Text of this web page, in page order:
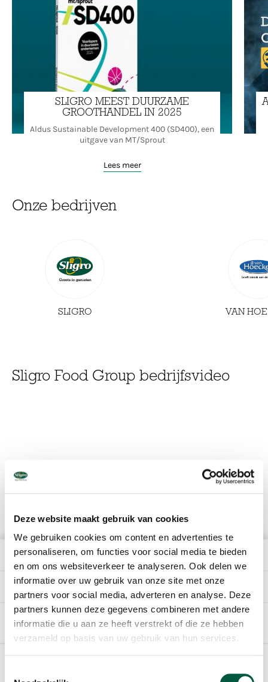
Deze website maakt gebruik van cookies
We gebruiken cookies om content en advertenties te
personaliseren, om functies voor social media te bieden
en om ons websiteverkeer te analyseren. Ook delen we
informatie over uw gebruik van onze site met onze
partners voor social media, adverteren en analyse. Deze
partners kunnen deze gegevens combineren met andere
informatie die u aan ze heeft verstrekt of die ze hebben
verzameld op basis van uw gebruik van hun services.
SLIGRO MEEST DUURZAME
GROOTHANDEL IN 2025
Aldus Sustainable Development 400 (SD400), een
uitgave van MT/Sprout
Lees meer
Onze bedrijven
SLIGRO VAN
Sligro Food Group bedrijfsvideo
HET BEDRIJF
Nederlands